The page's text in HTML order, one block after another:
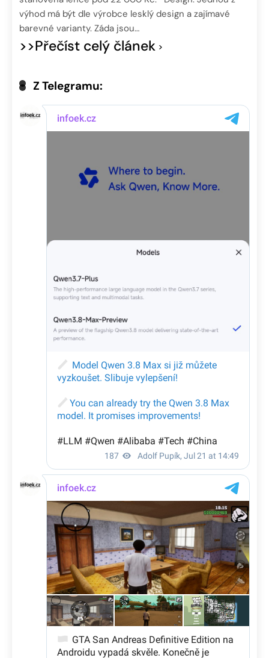
výhod má být dle výrobce lesklý design a zajímavé
barevné varianty. Záda jsou…
>>Přečíst celý článek
Z Telegramu: